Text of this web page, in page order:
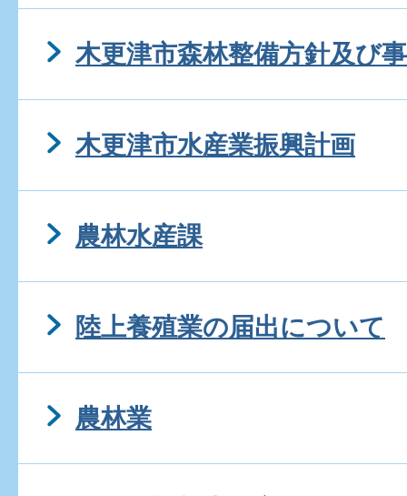
木更津市森林整備方針及び
木更津市水産業振興計画
農林水産課
陸上養殖業の届出について
農林業